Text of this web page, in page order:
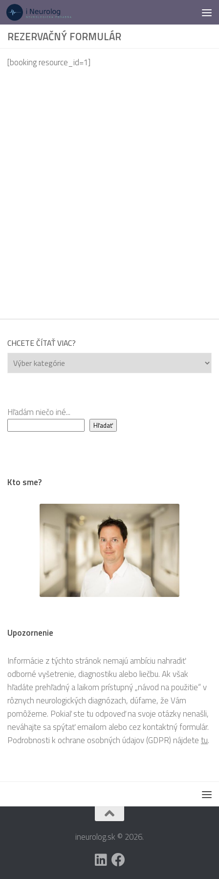
Preskočiť na obsah
REZERVAČNÝ FORMULÁR
[booking resource_id=1]
CHCETE ČÍTAŤ VIAC?
Chcete
čítať
Hľadám niečo iné...
Hľadať
Kto sme?
Upozornenie
Informácie z týchto stránok nemajú ambíciu nahradiť
odborné vyšetrenie, diagnostiku alebo liečbu. Ak však
hľadáte prehľadný a laikom prístupný „návod na použitie“ v
rôznych neurologických diagnózach, dúfame, že Vám
pomôžeme. Pokiaľ ste tu odpoveď na svoje otázky nenašli,
neváhajte sa spýtať emailom alebo cez kontaktný formulár.
Podrobnosti k ochrane osobných údajov (GDPR) nájdetetu.
ineurolog.sk © 2026.